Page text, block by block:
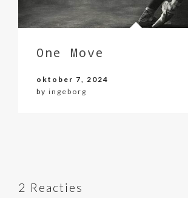
One Move
oktober 7, 2024
by ingeborg
2 Reacties